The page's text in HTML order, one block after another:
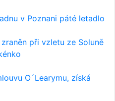
v Poznani páté letadlo
při vzletu ze Soluně
O´Learymu, získá